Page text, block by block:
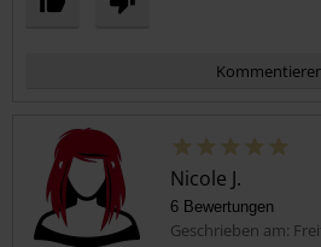
Nicole J.
6 Bewertungen
Geschrieben am: